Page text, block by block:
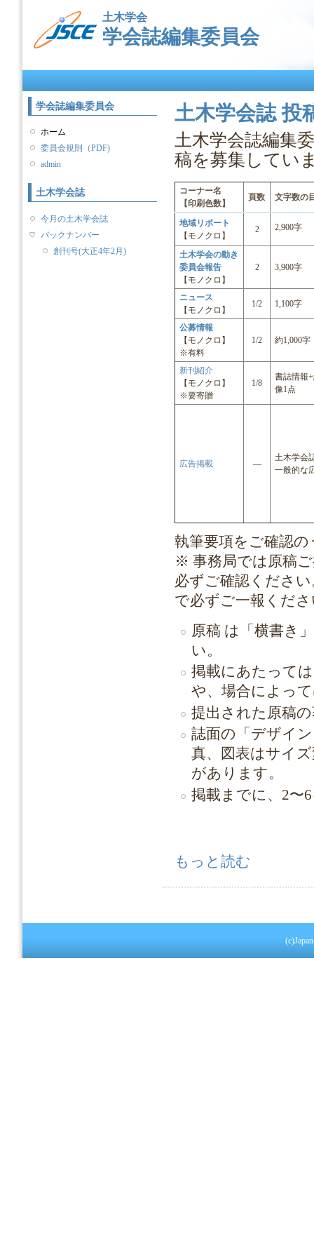
ツ
に
動
土木学会
学会誌編集委員会
学会誌編集委員会
ホーム
委員会規則（PDF)
admin
土木学会誌
今月の土木学会誌
バックナンバー
創刊号(大正4年2月)
土木学会誌 投
土木学会誌編集
稿を募集してい
コーナー名
【印刷色数】
頁数 文字数の
地域リポート
【モノクロ】
2 2,900字
土木学会の動き
委員会報告
【モノクロ】
2 3,900字
ニュース
【モノクロ】
1/2 1,100字
公募情報
【モノクロ】
※有料
1/2 約1,000字
新刊紹介
【モノクロ】
※要寄贈
1/8
書誌情報
像1点
広告掲載 ―
土木学会
一般的な
執筆要項をご確認の
※ 事務局では原稿
必ずご確認くださ
で必ずご一報くだ
原稿 は「横書き
い。
掲載にあたって
や、場合によっ
提出された原稿
誌面の「デザイ
真、図表はサイ
があります。
掲載までに、2〜
土木学会誌 投稿のご案内 について
もっと読む